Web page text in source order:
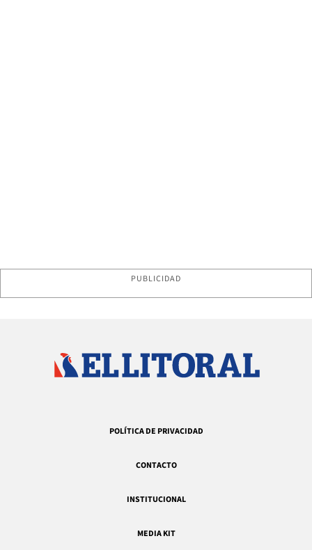
PUBLICIDAD
POLÍTICA DE PRIVACIDAD
CONTACTO
INSTITUCIONAL
MEDIA KIT